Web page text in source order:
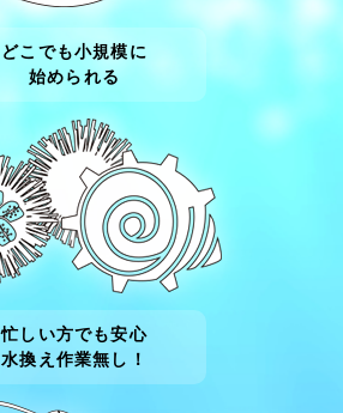
どこでも小規模に
始められる
忙しい方でも安心
水換え作業無し！